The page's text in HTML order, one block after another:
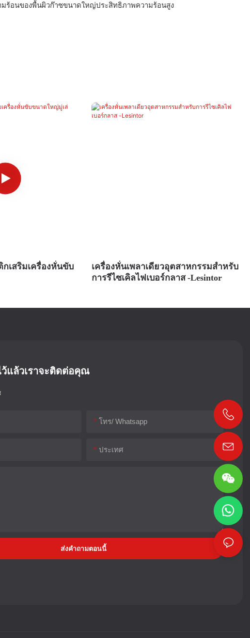
ร้อนของพื้นผิวก๊าซขนาดใหญ่ประสิทธิภาพความร้อนสูง
เสริมเครื่องหั่นขับ
เครื่องหั่นเพลาเดียวอุตสาหกรรมสำหรับ
การรีไซเคิลไฟเบอร์กลาส -Lesintor
แล้วเราจะติดต่อคุณ
โทร/ Whatsapp
ประเทศ
ส่งคำถามตอนนี้